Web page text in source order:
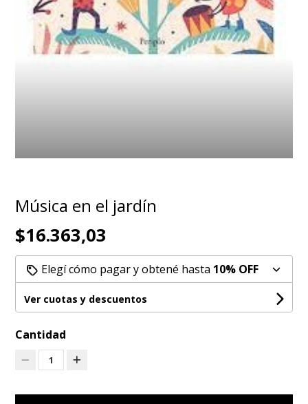
Música en el jardín
$16.363,03
Elegí cómo pagar y obtené hasta 10% OFF
Ver cuotas y descuentos
Cantidad
1